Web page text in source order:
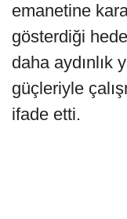
emanetine
gösterdiği
daha aydınlık
güçleriyle
ifade etti.